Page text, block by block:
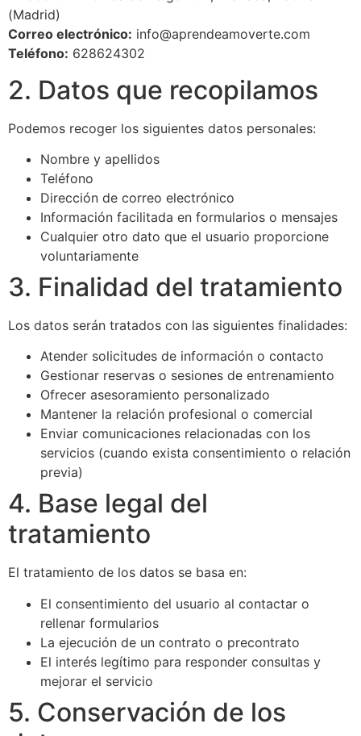
(Madrid)
Correo electrónico: info@aprendeamoverte.com
Teléfono: 628624302
2. Datos que recopilamos
Podemos recoger los siguientes datos personales:
Nombre y apellidos
Teléfono
Dirección de correo electrónico
Información facilitada en formularios o mensajes
Cualquier otro dato que el usuario proporcione
voluntariamente
3. Finalidad del tratamiento
Los datos serán tratados con las siguientes finalidades:
Atender solicitudes de información o contacto
Gestionar reservas o sesiones de entrenamiento
Ofrecer asesoramiento personalizado
Mantener la relación profesional o comercial
Enviar comunicaciones relacionadas con los
servicios (cuando exista consentimiento o relación
previa)
4. Base legal del
tratamiento
El tratamiento de los datos se basa en:
El consentimiento del usuario al contactar o
rellenar formularios
La ejecución de un contrato o precontrato
El interés legítimo para responder consultas y
mejorar el servicio
5. Conservación de los